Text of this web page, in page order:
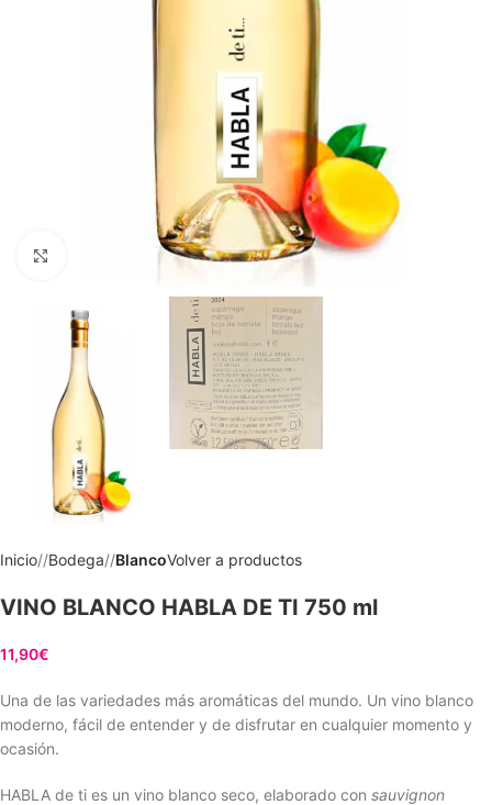
Clic para ampliar
Inicio/ Bodega/ BlancoVolver a productos
VINO BLANCO HABLA DE TI 750 ml
11,90€
Una de las variedades más aromáticas del mundo. Un vino blanco
moderno, fácil de entender y de disfrutar en cualquier momento y
ocasión.
HABLA de ti es un vino blanco seco, elaborado con sauvignon